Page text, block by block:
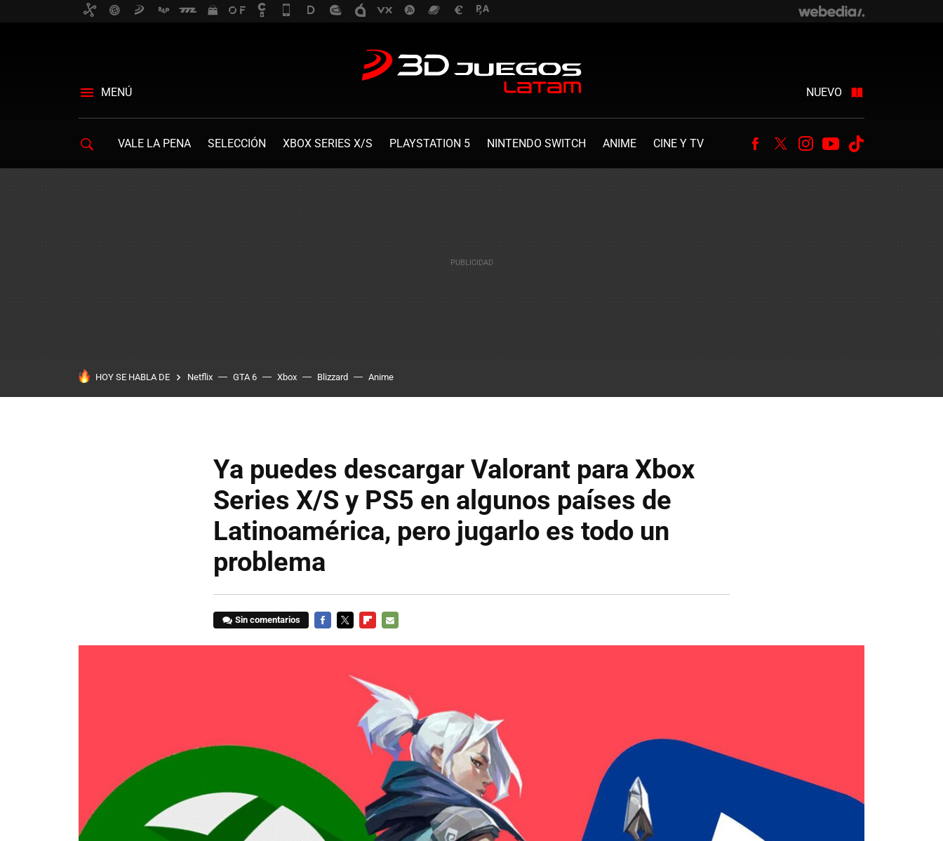
MENÚ NUEVO
VALE LA PENA SELECCIÓN XBOX SERIES X/S PLAYSTATION 5 NINTENDO SWITCH ANIME CINE Y TV Facebook
TwitterInstagram
Youtube
HOY SE HABLA DE Netflix GTA 6 Xbox Blizzard Anime
Ya puedes descargar Valorant para Xbox
Series X/S y PS5 en algunos países de
Latinoamérica, pero jugarlo es todo un
problema
Sin comentarios